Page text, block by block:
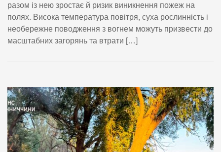
разом із нею зростає й ризик виникнення пожеж на
полях. Висока температура повітря, суха рослинність і
необережне поводження з вогнем можуть призвести до
масштабних загорянь та втрати […]